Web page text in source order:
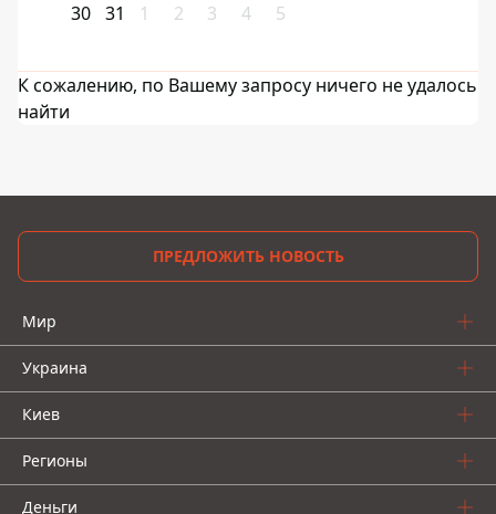
30 31 1 2 3 4 5
К сожалению, по Вашему запросу ничего не удалось
найти
ПРЕДЛОЖИТЬ НОВОСТЬ
Мир
Украина
Киев
Регионы
Деньги